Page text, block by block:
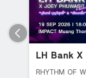
LH Bank X
RHYTHM OF